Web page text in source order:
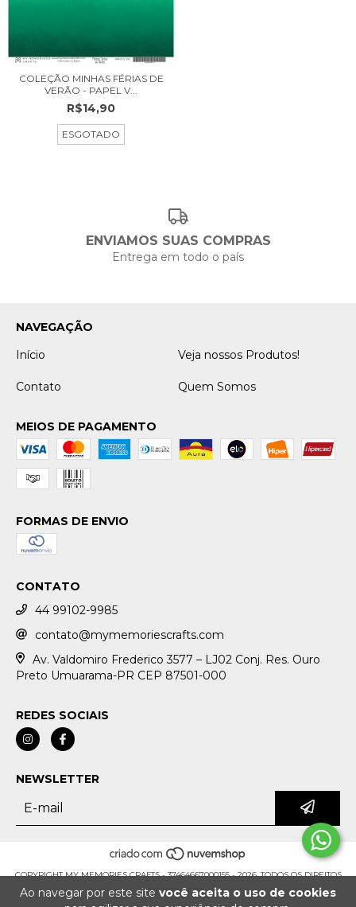
Ao navegar por este site você aceita o uso de cookies
COLEÇÃO MINHAS FÉRIAS DE
VERÃO - PAPEL V...
R$14,90
ESGOTADO
ENVIAMOS SUAS COMPRAS
Entrega em todo o país
NAVEGAÇÃO
Início
Veja nossos Produtos!
Contato Quem Somos
MEIOS DE PAGAMENTO
FORMAS DE ENVIO
CONTATO
44 99102-9985
contato@mymemoriescrafts.com
Av. Valdomiro Frederico 3577 – LJ02 Conj. Res. Ouro
Preto Umuarama-PR CEP 87501-000
REDES SOCIAIS
NEWSLETTER
COPYRIGHT MY MEMORIES CRAFTS - 37464667000155 - 2026. TODOS OS DIREITOS
RESERVADOS.